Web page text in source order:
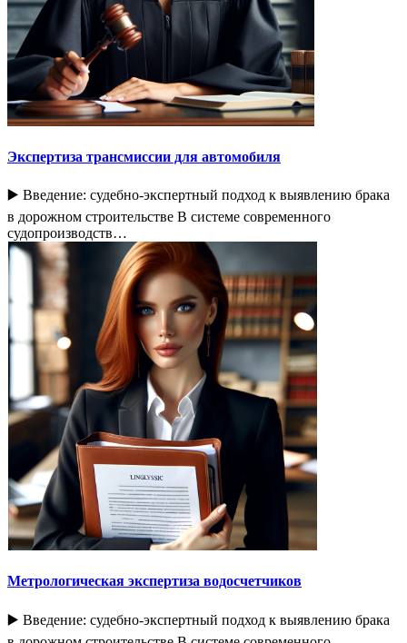
Экспертиза трансмиссии для автомобиля
▶️ Введение: судебно-экспертный подход к выявлению брака
в дорожном строительстве В системе современного
судопроизводств…
Метрологическая экспертиза водосчетчиков
▶️ Введение: судебно-экспертный подход к выявлению брака